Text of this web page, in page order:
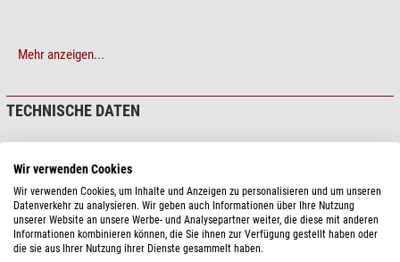
Mehr anzeigen...
TECHNISCHE DATEN
Geeignet für
Passend für ...
Star Adventurer GTi Wi-Fi GoTo
Ausstattung
Sonstiger Inhalt
Schaumstoffeinlage
Wir verwenden Cookies
Wir verwenden Cookies, um Inhalte und Anzeigen zu personalisieren und um unseren
Datenverkehr zu analysieren. Wir geben auch Informationen über Ihre Nutzung
unserer Website an unsere Werbe- und Analysepartner weiter, die diese mit anderen
Informationen kombinieren können, die Sie ihnen zur Verfügung gestellt haben oder
die sie aus Ihrer Nutzung ihrer Dienste gesammelt haben.